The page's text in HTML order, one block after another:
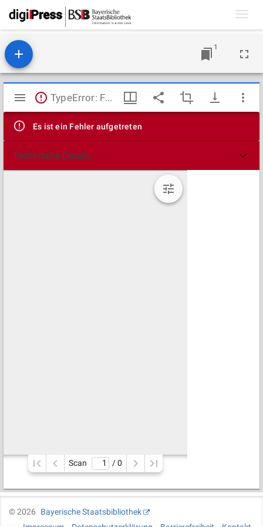
1
Mirador
Viewer
TypeError: Failed to fetch
Es ist ein Fehler aufgetreten
Technische Details
Scan / 0
©2026
Bayerische Staatsbibliothek